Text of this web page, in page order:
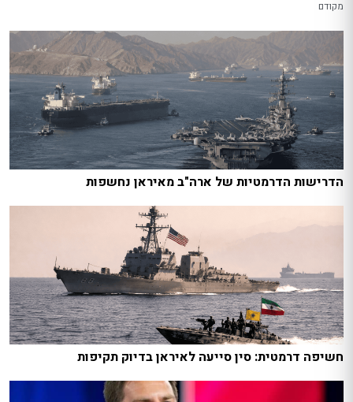
מקודם
הדרישות הדרמטיות של ארה"ב מאיראן נחשפות
חשיפה דרמטית: סין סייעה לאיראן בדיוק תקיפות